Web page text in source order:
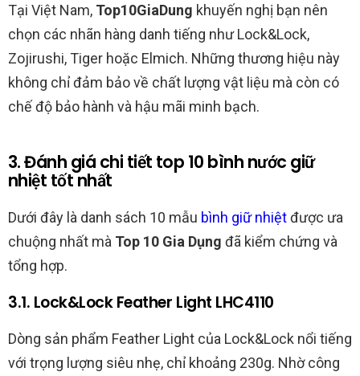
Tại Việt Nam, Top10GiaDung khuyến nghị bạn nên
chọn các nhãn hàng danh tiếng như Lock&Lock,
Zojirushi, Tiger hoặc Elmich. Những thương hiệu này
không chỉ đảm bảo về chất lượng vật liệu mà còn có
chế độ bảo hành và hậu mãi minh bạch.
3. Đánh giá chi tiết top 10 bình nước giữ
nhiệt tốt nhất
Dưới đây là danh sách 10 mẫu bình giữ nhiệtđược ưa
chuộng nhất mà Top 10 Gia Dụng đã kiểm chứng và
tổng hợp.
3.1. Lock&Lock Feather Light LHC4110
Dòng sản phẩm Feather Light của Lock&Lock nổi tiếng
với trọng lượng siêu nhẹ, chỉ khoảng 230g. Nhờ công